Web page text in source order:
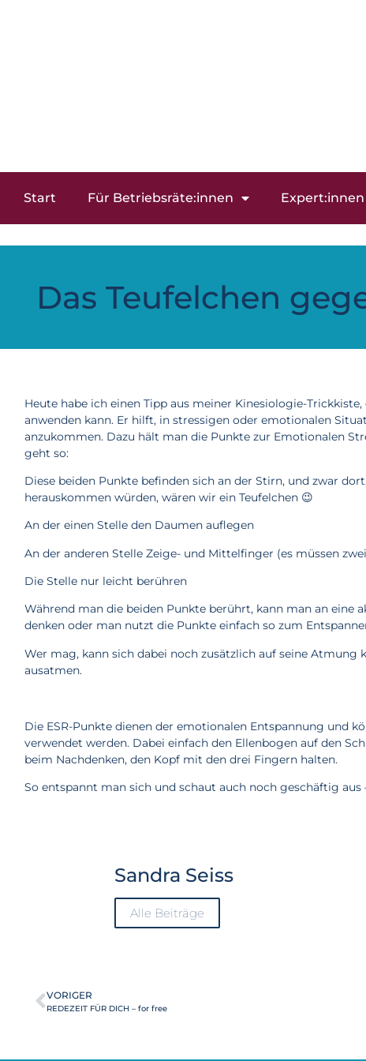
Start Für Betriebsräte:innen
Das Teufelchen
Heute habe ich einen Tipp aus meiner Kinesiologie-
anwenden kann. Er hilft, in stressigen oder emotionalen
anzukommen. Dazu hält man die Punkte zur Emotionalen
geht so:
Diese beiden Punkte befinden sich an der Stirn, und zwar
herauskommen würden, wären wir ein Teufelchen 😉
An der einen Stelle den Daumen auflegen
An der anderen Stelle Zeige- und Mittelfinger (es müssen
Die Stelle nur leicht berühren
Während man die beiden Punkte berührt, kann man an eine
denken oder man nutzt die Punkte einfach so zum
Wer mag, kann sich dabei noch zusätzlich auf seine Atmung
ausatmen.
Die ESR-Punkte dienen der emotionalen Entspannung und
verwendet werden. Dabei einfach den Ellenbogen auf den
beim Nachdenken, den Kopf mit den drei Fingern halten.
So entspannt man sich und schaut auch noch geschäftig
Sandra Seiss
Alle Beiträge
VORIGER
REDEZEIT FÜR DICH – for free